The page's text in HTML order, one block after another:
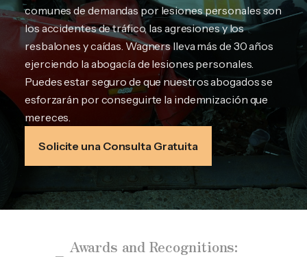
comunes de demandas por lesiones personales son
los accidentes de tráfico, las agresiones y los
resbalones y caídas. Wagners lleva más de 30 años
ejerciendo la abogacía de lesiones personales.
Puedes estar seguro de que nuestros abogados se
esforzarán por conseguirte la indemnización que
mereces.
Solicite una Consulta Gratuita
Awards and Recognitions: